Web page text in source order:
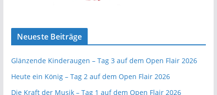
Neueste Beiträge
Glänzende Kinderaugen – Tag 3 auf dem Open Flair 2026
Heute ein König – Tag 2 auf dem Open Flair 2026
Die Kraft der Musik – Tag 1 auf dem Open Flair 2026